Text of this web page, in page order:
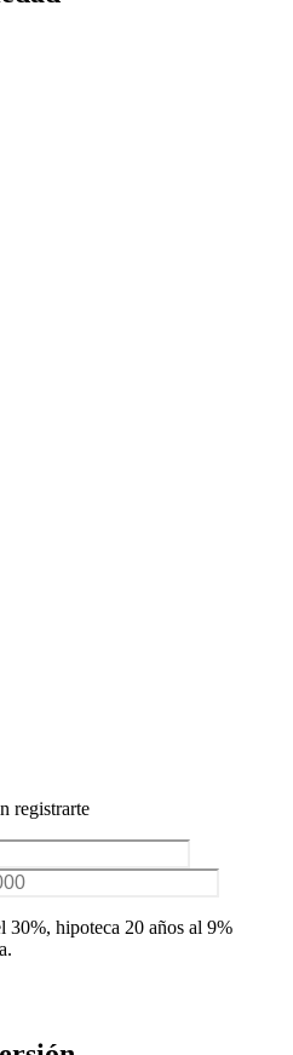
registrarte
30%, hipoteca 20 años al 9%